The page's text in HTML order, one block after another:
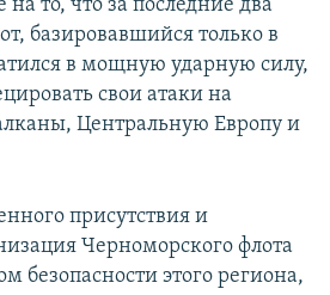
то, что за последние два
базировавшийся только в
в мощную ударную силу,
свои атаки на
Центральную Европу и
присутствия и
Черноморского флота
безопасности этого региона,